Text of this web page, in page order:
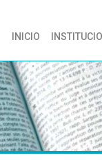
INICIO (CURRENT)